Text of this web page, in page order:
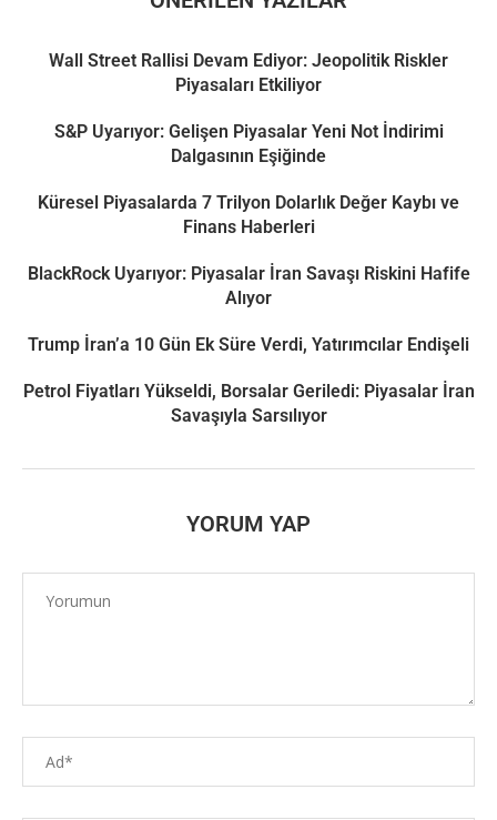
Wall Street Rallisi Devam Ediyor: Jeopolitik Riskler
Piyasaları Etkiliyor
S&P Uyarıyor: Gelişen Piyasalar Yeni Not İndirimi
Dalgasının Eşiğinde
Küresel Piyasalarda 7 Trilyon Dolarlık Değer Kaybı ve
Finans Haberleri
BlackRock Uyarıyor: Piyasalar İran Savaşı Riskini Hafife
Alıyor
Trump İran’a 10 Gün Ek Süre Verdi, Yatırımcılar Endişeli
Petrol Fiyatları Yükseldi, Borsalar Geriledi: Piyasalar İran
Savaşıyla Sarsılıyor
YORUM YAP